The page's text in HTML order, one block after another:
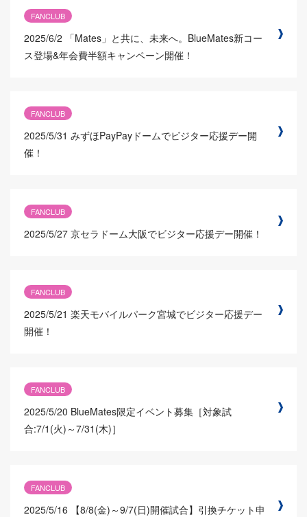
FANCLUB
2025/6/2
「Mates」と共に、未来へ。BlueMates新コー
ス登場&年会費半額キャンペーン開催！
FANCLUB
2025/5/31 みずほPayPayドームでビジター応援デー開
催！
FANCLUB
2025/5/27 京セラドーム大阪でビジター応援デー開催！
FANCLUB
2025/5/21 楽天モバイルパーク宮城でビジター応援デー
開催！
FANCLUB
2025/5/20 BlueMates限定イベント募集［対象試
合:7/1(火)～7/31(木)］
FANCLUB
2025/5/16 【8/8(金)～9/7(日)開催試合】引換チケット申